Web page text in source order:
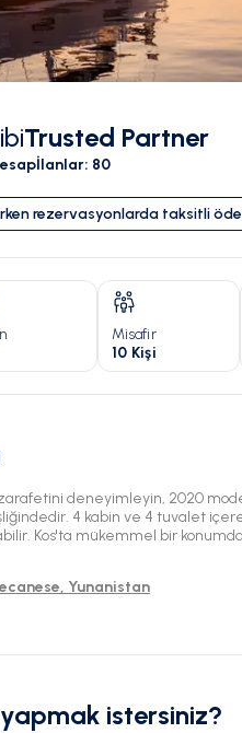
Trusted Partner
İlanlar: 80
rezervasyonlarda taksitli
Misafir
10 Kişi
deneyimleyin, 2020
4 kabin ve 4 tuvalet
Kos'ta mükemmel bir
için idealdir.
Yunanistan
istersiniz?